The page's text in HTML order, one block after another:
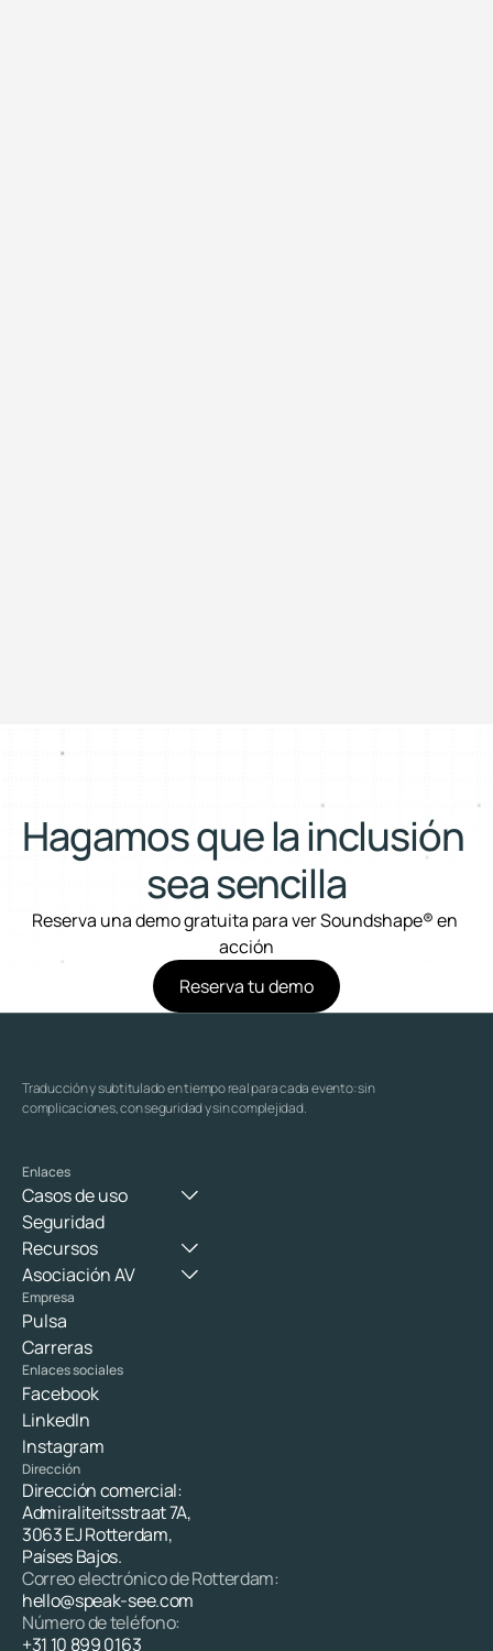
Hagamos que la inclusión
sea sencilla
Reserva una demo gratuita para ver Soundshape® en
acción
Reserva tu demo
Traducción y subtitulado en tiempo real para cada evento: sin
complicaciones, con seguridad y sin complejidad.
Enlaces
Casos de uso
Seguridad
Recursos
Asociación AV
Empresa
Pulsa
Carreras
Enlaces sociales
Facebook
LinkedIn
Instagram
Dirección
Dirección comercial:
Admiraliteitsstraat 7A,
3063 EJ Rotterdam,
Países Bajos.
Correo electrónico de Rotterdam:
hello@speak-see.com
Número de teléfono:
+31 10 899 0163